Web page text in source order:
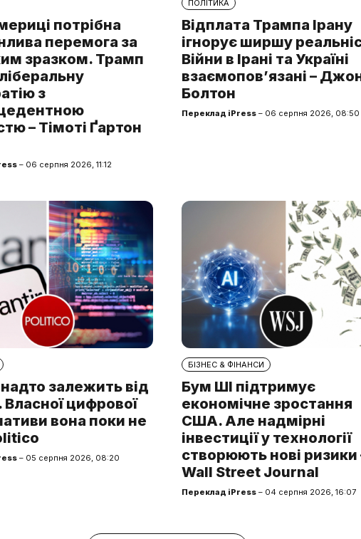
потрібна
перемога за
зразком. Трамп
з
– Тімоті Ґартон
– 06 серпня 2026, 11:12
ПОЛІТИКА
Відплата Трампа Ірану
ігнорує ширшу
Війни в Ірані та Україні
взаємопов’язані –
Болтон
Переклад iPress – 06 серпня 2026, 08:50
залежить від
цифрової
вона поки не
– 05 серпня 2026, 08:20
БІЗНЕС & ФІНАНСИ
Бум ШІ підтримує
економічне зростання
США. Але надмірні
інвестиції у технології
створюють нові ризики
Wall Street Journal
Переклад iPress – 04 серпня 2026, 16:07